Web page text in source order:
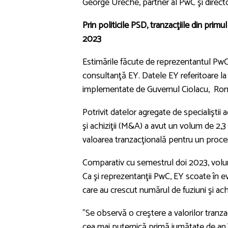
Prin politicile PSD, tranzacţiile din
2023
Estimările făcute de reprezentantul
consultanţă EY. Datele EY referitoare
implementate de Guvernul Ciolacu,
Potrivit datelor agregate de specialiştii
şi achiziţii (M&A) a avut un volum de
valoarea tranzacţională pentru un
Comparativ cu semestrul doi 2023,
Ca şi reprezentanţii PwC, EY scoate
care au crescut numărul de fuziuni şi
”Se observă o creştere a valorilor